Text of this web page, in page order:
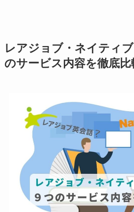
レアジョブ・ネイティ
のサービス内容を徹底比